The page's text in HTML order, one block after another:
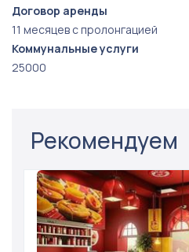
Договор аренды
11 месяцев с пролонгацией
Коммунальные услуги
25000
Рекомендуем